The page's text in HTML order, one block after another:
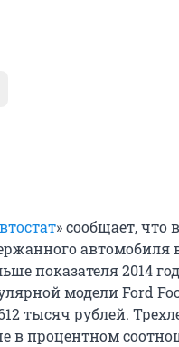
» сообщает, что
автомобиля
показателя 2014
модели Ford
тысяч рублей.
в процентном